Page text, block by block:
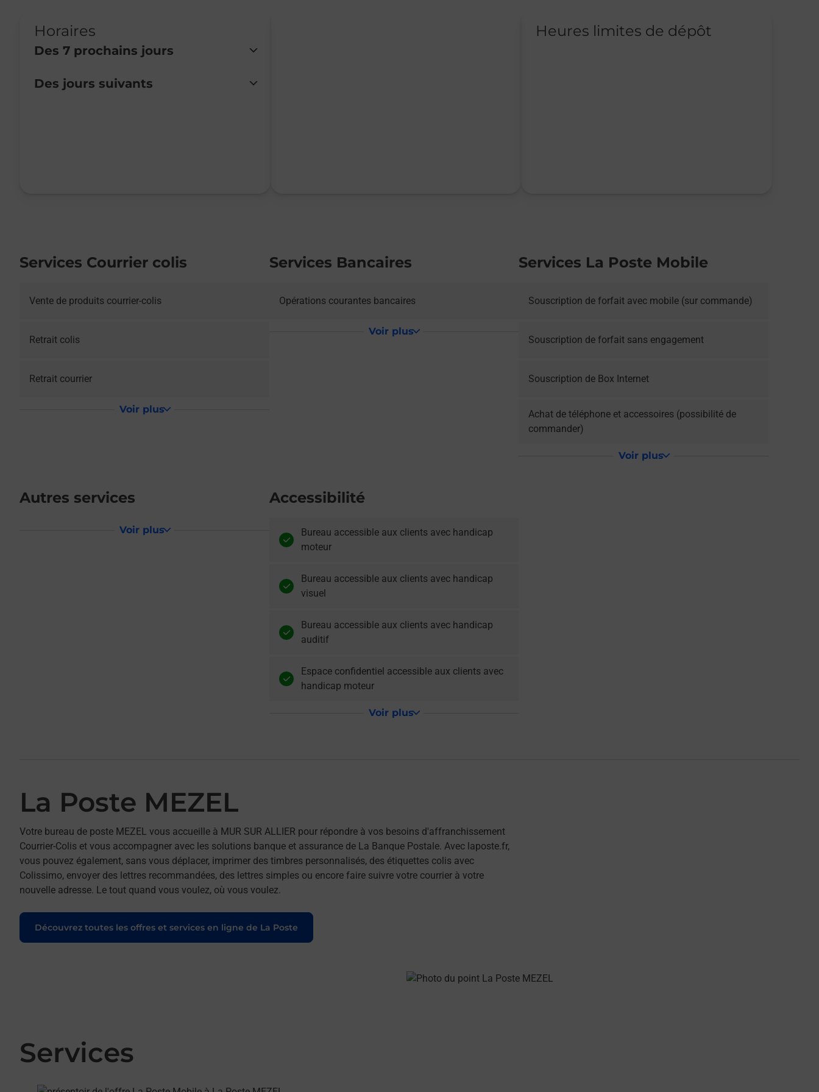
Horaires
Des 7 prochains jours
Lundi
Fermé
Des jours suivants
Heures limites de dépôt
Services Courrier colis
Vente de produits courrier-colis
Retrait colis
Retrait courrier
Voir plus
Services Bancaires
Opérations courantes bancaires
Voir plus
Services La Poste Mobile
Souscription de forfait avec mobile (sur commande)
Souscription de forfait sans engagement
Souscription de Box Internet
Achat de téléphone et accessoires (possibilité de
commander)
Voir plus
Autres services
Voir plus
Accessibilité
Bureau accessible aux clients avec handicap
moteur
Bureau accessible aux clients avec handicap
visuel
Bureau accessible aux clients avec handicap
auditif
Espace confidentiel accessible aux clients avec
handicap moteur
Voir plus
La Poste MEZEL
Votre bureau de poste MEZEL vous accueille à MUR SUR ALLIER pour répondre à vos besoins d'affranchissement
Courrier-Colis et vous accompagner avec les solutions banque et assurance de La Banque Postale. Avec laposte.fr,
vous pouvez également, sans vous déplacer, imprimer des timbres personnalisés, des étiquettes colis avec
Colissimo, envoyer des lettres recommandées, des lettres simples ou encore faire suivre votre courrier à votre
nouvelle adresse. Le tout quand vous voulez, où vous voulez.
Découvrez toutes les offres et services en ligne de La Poste
Services